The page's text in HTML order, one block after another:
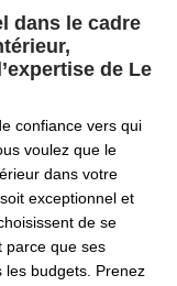
dans le cadre
de Le
confiance vers qui
voulez que le
dans votre
exceptionnel et
de se
parce que ses
les budgets. Prenez